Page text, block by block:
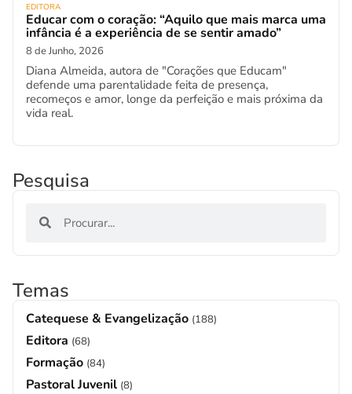
EDITORA
Educar com o coração: “Aquilo que mais marca uma
infância é a experiência de se sentir amado”
8 de Junho, 2026
Diana Almeida, autora de "Corações que Educam"
defende uma parentalidade feita de presença,
recomeços e amor, longe da perfeição e mais próxima da
vida real.
Pesquisa
Temas
Catequese & Evangelização (188)
Editora (68)
Formação (84)
Pastoral Juvenil (8)